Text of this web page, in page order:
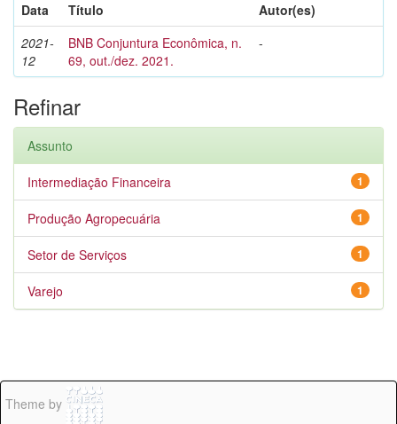
Data
Título
Autor(es)
2021-
12
BNB Conjuntura Econômica, n.
69, out./dez. 2021.
-
Refinar
Assunto
1
Intermediação Financeira
1
Produção Agropecuária
1
Setor de Serviços
1
Varejo
Theme by